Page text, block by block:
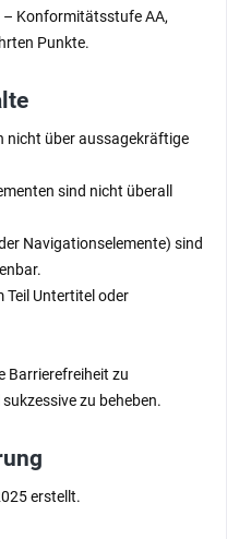
– Konformitätsstufe AA,
Punkte.
nicht über aussagekräftige
sind nicht überall
Navigationselemente) sind
Teil Untertitel oder
Barrierefreiheit zu
zu beheben.
erstellt.